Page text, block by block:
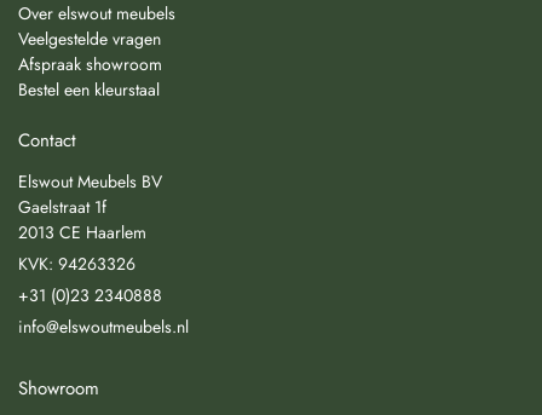
Over elswout meubels
Veelgestelde vragen
Afspraak showroom
Bestel een kleurstaal
Contact
Elswout Meubels BV
Gaelstraat 1f
2013 CE Haarlem
KVK: 94263326
+31 (0)23 2340888
info@elswoutmeubels.nl
Showroom